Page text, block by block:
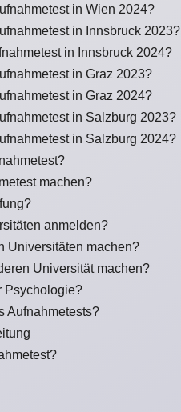
in Wien 2024?
in Innsbruck 2023?
in Innsbruck 2024?
in Graz 2023?
in Graz 2024?
in Salzburg 2023?
in Salzburg 2024?
machen?
anmelden?
Universitäten machen?
Universität machen?
Psychologie?
Aufnahmetests?